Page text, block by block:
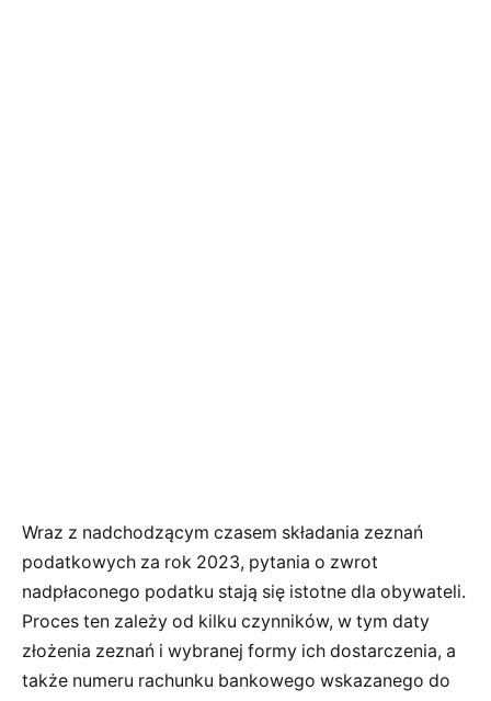
Wraz z nadchodzącym czasem składania zeznań
podatkowych za rok 2023, pytania o zwrot
nadpłaconego podatku stają się istotne dla obywateli.
Proces ten zależy od kilku czynników, w tym daty
złożenia zeznań i wybranej formy ich dostarczenia, a
także numeru rachunku bankowego wskazanego do